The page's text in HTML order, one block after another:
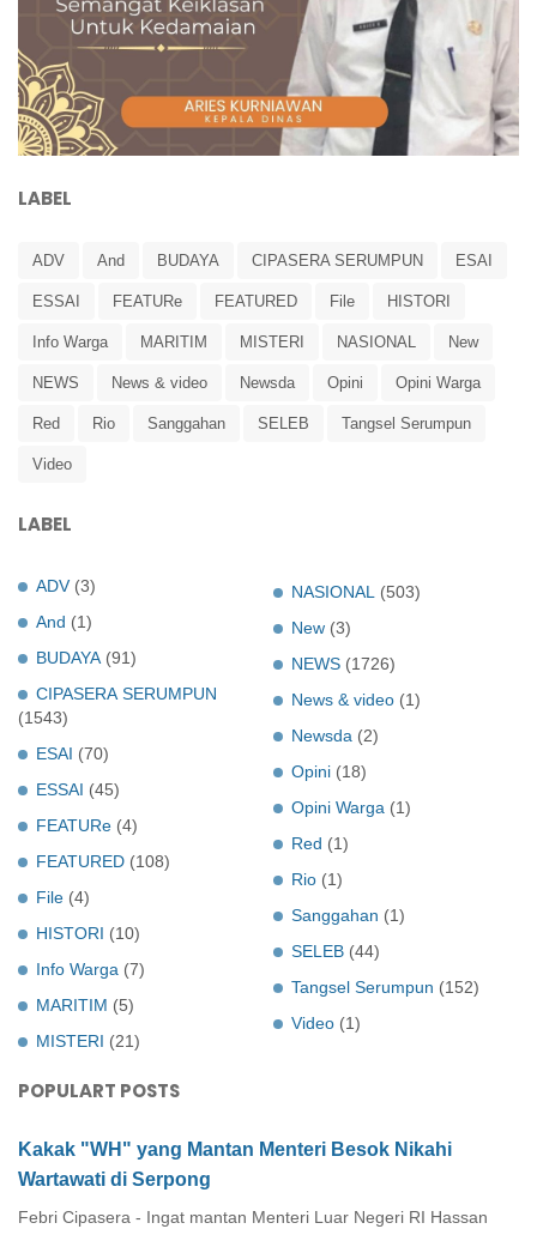
LABEL
ADV And BUDAYA CIPASERA SERUMPUN ESAI
ESSAI FEATURe FEATURED File HISTORI
Info Warga MARITIM MISTERI NASIONAL New
NEWS News & video Newsda Opini Opini Warga
Red Rio Sanggahan SELEB Tangsel Serumpun
Video
LABEL
ADV (3)
And (1)
BUDAYA (91)
CIPASERA SERUMPUN
(1543)
ESAI (70)
ESSAI (45)
FEATURe (4)
FEATURED (108)
File (4)
HISTORI (10)
Info Warga (7)
MARITIM (5)
MISTERI (21)
NASIONAL
(503)
New (3)
NEWS (1726)
News & video (1)
Newsda (2)
Opini (18)
Opini Warga (1)
Red (1)
Rio (1)
Sanggahan (1)
SELEB (44)
Tangsel Serumpun (152)
Video (1)
POPULART POSTS
Kakak "WH" yang Mantan Menteri Besok Nikahi
Wartawati di Serpong
Febri Cipasera - Ingat mantan Menteri Luar Negeri RI Hassan